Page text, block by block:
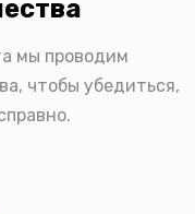
мы проводим
чтобы убедиться,